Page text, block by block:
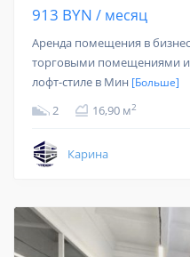
913 BYN / месяц
Аренда помещения в
торговыми помещениями
лофт-стиле в Мин [Больше]
2 16,90 м2
Карина